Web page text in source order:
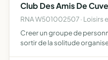
Club Des Amis De
RNA W501002507 · Loisirs
Creer un groupe de
sortir de la solitude